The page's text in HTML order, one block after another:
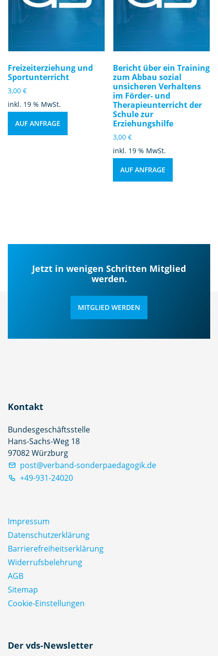
Freizeiterziehung und
Sportunterricht
3,00 €
inkl. 19 % MwSt.
AUF ANFRAGE
Bericht über ein Training
zum Abbau sozial
unsicheren Verhaltens
im Förder- und
Therapieunterricht der
Schule zur
Erziehungshilfe
3,00€
inkl. 19 % MwSt.
AUF ANFRAGE
Jetzt in wenigen Schritten Mitglied
werden.
MITGLIED WERDEN
Kontakt
Bundesgeschäftsstelle
Hans-Sachs-Weg 18
97082 Würzburg
post@verband-sonderpaedagogik.de
+49-931-24020
Impressum
Datenschutz­erklärung
Barrierefreiheitserklärung
Widerrufsbelehrung
AGB
Sitemap
Cookie-Einstellungen
Der vds-Newsletter
N